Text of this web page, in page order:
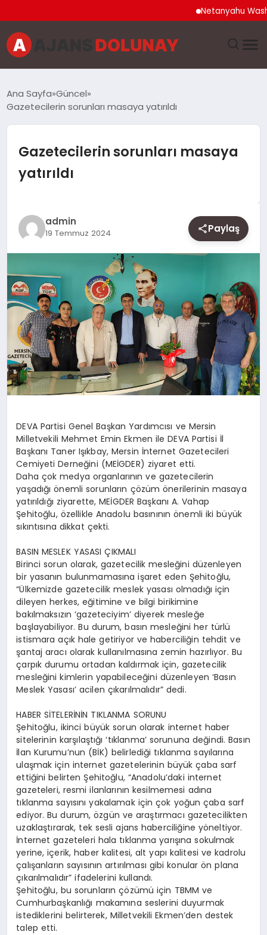
Netanyahu
EKONOMI
GENEL
MAGAZIN
SIYASET
SPOR
YAŞAM
Ana Sayfa Güncel
Gazetecilerin sorunları masaya yatırıldı
Gazetecilerin sorunları masaya
yatırıldı
admin
19 Temmuz 2024 Paylaş
DEVA Partisi Genel Başkan Yardımcısı ve Mersin
Milletvekili Mehmet Emin Ekmen ile DEVA Partisi İl
Başkanı Taner Işıkbay, Mersin İnternet Gazetecileri
Cemiyeti Derneğini (MEİGDER) ziyaret etti.
Daha çok medya organlarının ve gazetecilerin
yaşadığı önemli sorunların çözüm önerilerinin masaya
yatırıldığı ziyarette, MEİGDER Başkanı A. Vahap
Şehitoğlu, özellikle Anadolu basınının önemli iki büyük
sıkıntısına dikkat çekti.
BASIN MESLEK YASASI ÇIKMALI
Birinci sorun olarak, gazetecilik mesleğini düzenleyen
bir yasanın bulunmamasına işaret eden Şehitoğlu,
“Ülkemizde gazetecilik meslek yasası olmadığı için
dileyen herkes, eğitimine ve bilgi birikimine
bakılmaksızın ‘gazeteciyim’ diyerek mesleğe
başlayabiliyor. Bu durum, basın mesleğini her türlü
istismara açık hale getiriyor ve haberciliğin tehdit ve
şantaj aracı olarak kullanılmasına zemin hazırlıyor. Bu
çarpık durumu ortadan kaldırmak için, gazetecilik
mesleğini kimlerin yapabileceğini düzenleyen ‘Basın
Meslek Yasası’ acilen çıkarılmalıdır” dedi.
HABER SİTELERİNİN TIKLANMA SORUNU
Şehitoğlu, ikinci büyük sorun olarak internet haber
sitelerinin karşılaştığı ‘tıklanma’ sorununa değindi. Basın
İlan Kurumu’nun (BİK) belirlediği tıklanma sayılarına
ulaşmak için internet gazetelerinin büyük çaba sarf
ettiğini belirten Şehitoğlu, “Anadolu’daki internet
gazeteleri, resmi ilanlarının kesilmemesi adına
tıklanma sayısını yakalamak için çok yoğun çaba sarf
ediyor. Bu durum, özgün ve araştırmacı gazetecilikten
uzaklaştırarak, tek sesli ajans haberciliğine yöneltiyor.
İnternet gazeteleri hala tıklanma yarışına sokulmak
yerine, içerik, haber kalitesi, alt yapı kalitesi ve kadrolu
çalışanların sayısının artırılması gibi konular ön plana
çıkarılmalıdır” ifadelerini kullandı.
Şehitoğlu, bu sorunların çözümü için TBMM ve
Cumhurbaşkanlığı makamına seslerini duyurmak
istediklerini belirterek, Milletvekili Ekmen’den destek
talep etti.